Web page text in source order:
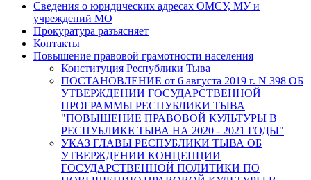
Сведения о юридических адресах ОМСУ, МУ и
учреждений МО
Прокуратура разъясняет
Контакты
Повышение правовой грамотности населения
Конституция Республики Тыва
ПОСТАНОВЛЕНИЕ от 6 августа 2019 г. N 398 ОБ
УТВЕРЖДЕНИИ ГОСУДАРСТВЕННОЙ
ПРОГРАММЫ РЕСПУБЛИКИ ТЫВА
"ПОВЫШЕНИЕ ПРАВОВОЙ КУЛЬТУРЫ В
РЕСПУБЛИКЕ ТЫВА НА 2020 - 2021 ГОДЫ"
УКАЗ ГЛАВЫ РЕСПУБЛИКИ ТЫВА ОБ
УТВЕРЖДЕНИИ КОНЦЕПЦИИ
ГОСУДАРСТВЕННОЙ ПОЛИТИКИ ПО